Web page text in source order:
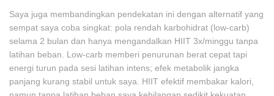
Saya juga membandingkan pendekatan ini dengan alternatif yang
sempat saya coba singkat: pola rendah karbohidrat (low-carb)
selama 2 bulan dan hanya mengandalkan HIIT 3x/minggu tanpa
latihan beban. Low-carb memberi penurunan berat cepat tapi
energi turun pada sesi latihan intens; efek metabolik jangka
panjang kurang stabil untuk saya. HIIT efektif membakar kalori,